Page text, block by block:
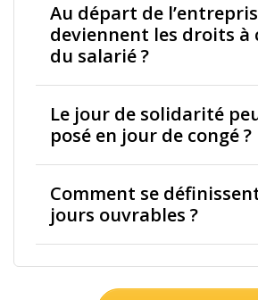
Au départ de
deviennent les droits à
du salarié ?
Le jour de solidarité
posé en jour de congé ?
Comment se
jours ouvrables ?